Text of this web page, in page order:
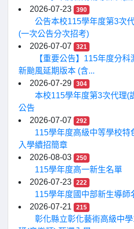
2026-07-23
390
公告本校115學年度第3次
(一次公告分次招考)
2026-07-07
321
【重要公告】115年度分
新颱風延期版本 (含...
2026-07-29
304
本校115學年度第3次代理(
公告
2026-07-07
292
115學年度高級中等學校特
入學續招簡章
2026-08-03
250
115學年度高一新生名單
2026-07-23
222
115學年度國中部新生導師
2026-07-21
215
彰化縣立彰化藝術高級中